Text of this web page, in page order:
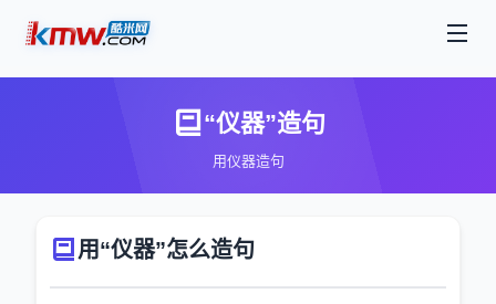
“仪器”造句
用仪器造句
用“仪器”怎么造句